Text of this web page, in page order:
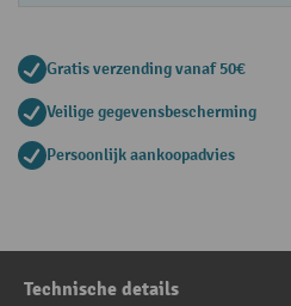
Gratis verzending vanaf 50€
Veilige gegevensbescherming
Persoonlijk aankoopadvies
Technische details